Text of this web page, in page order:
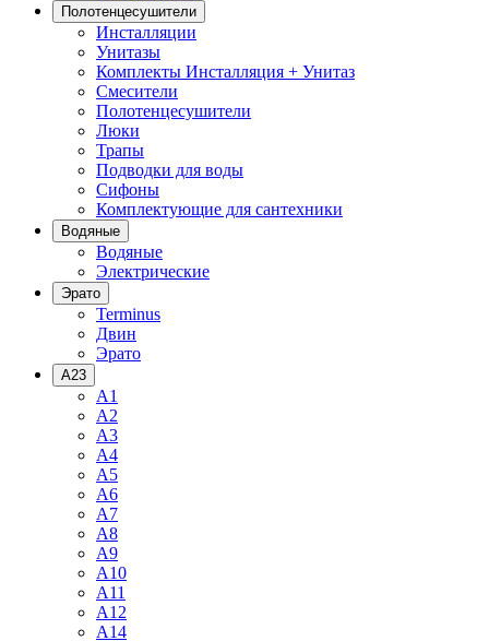
Полотенцесушители
Инсталляции
Унитазы
Комплекты Инсталляция + Унитаз
Смесители
Полотенцесушители
Люки
Трапы
Подводки для воды
Сифоны
Комплектующие для сантехники
Водяные
Водяные
Электрические
Эрато
Terminus
Двин
Эрато
A23
A1
A2
A3
A4
A5
A6
A7
A8
A9
A10
A11
A12
A14